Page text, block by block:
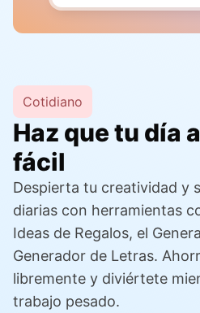
Cotidiano
Haz que tu día
fácil
Despierta tu creatividad y
diarias con herramientas
Ideas de Regalos, el
Generador de Letras.
libremente y diviértete
trabajo pesado.